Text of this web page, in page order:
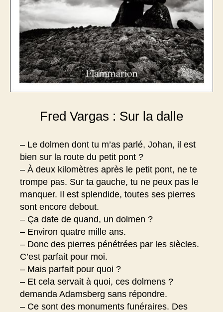
Fred Vargas : Sur la dalle
– Le dolmen dont tu m’as parlé, Johan, il est
bien sur la route du petit pont ?
– À deux kilomètres après le petit pont, ne te
trompe pas. Sur ta gauche, tu ne peux pas le
manquer. Il est splendide, toutes ses pierres
sont encore debout.
– Ça date de quand, un dolmen ?
– Environ quatre mille ans.
– Donc des pierres pénétrées par les siècles.
C’est parfait pour moi.
– Mais parfait pour quoi ?
– Et cela servait à quoi, ces dolmens ?
demanda Adamsberg sans répondre.
– Ce sont des monuments funéraires. Des